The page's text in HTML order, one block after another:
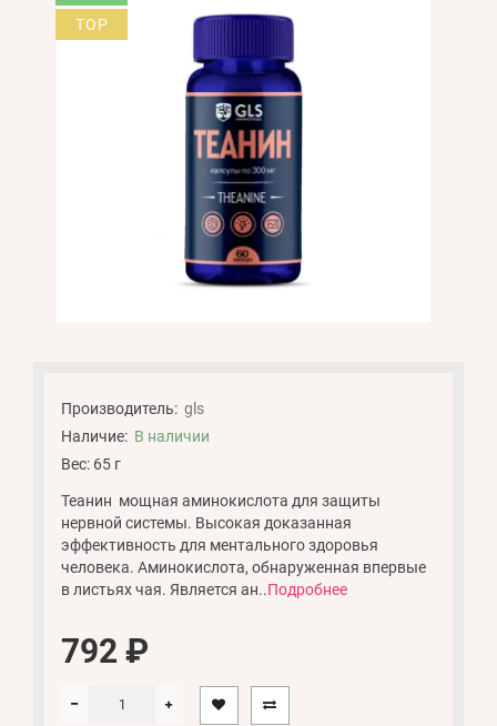
TOP
Производитель: gls
Наличие: В наличии
Вес: 65 г
Теанин мощная аминокислота для защиты
нервной системы. Высокая доказанная
эффективность для ментального здоровья
человека. Аминокислота, обнаруженная впервые
в листьях чая. Является ан..Подробнее
792 ₽